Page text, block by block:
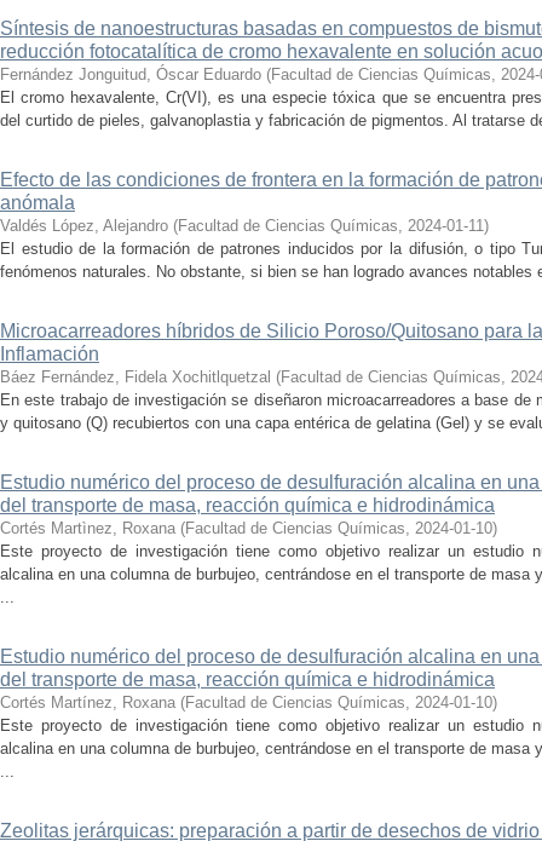
Síntesis de nanoestructuras basadas en compuestos de
reducción fotocatalítica de cromo hexavalente en solución
Fernández Jonguitud, Óscar Eduardo (Facultad de Ciencias Químicas,
El cromo hexavalente, Cr(VI), es una especie tóxica que se encuentra
del curtido de pieles, galvanoplastia y fabricación de pigmentos. Al tratarse
Efecto de las condiciones de frontera en la formación de
anómala
Valdés López, Alejandro (Facultad de Ciencias Químicas, 2024-01-11)
El estudio de la formación de patrones inducidos por la difusión, o tipo
fenómenos naturales. No obstante, si bien se han logrado avances
Microacarreadores híbridos de Silicio Poroso/Quitosano para
Inflamación
Báez Fernández, Fidela Xochitlquetzal (Facultad de Ciencias Químicas,
En este trabajo de investigación se diseñaron microacarreadores a base
y quitosano (Q) recubiertos con una capa entérica de gelatina (Gel) y se
Estudio numérico del proceso de desulfuración alcalina en
del transporte de masa, reacción química e hidrodinámica
Cortés Martìnez, Roxana (Facultad de Ciencias Químicas, 2024-01-10)
Este proyecto de investigación tiene como objetivo realizar un estudio
alcalina en una columna de burbujeo, centrándose en el transporte de
...
Estudio numérico del proceso de desulfuración alcalina en
del transporte de masa, reacción química e hidrodinámica
Cortés Martínez, Roxana (Facultad de Ciencias Químicas, 2024-01-10)
Este proyecto de investigación tiene como objetivo realizar un estudio
alcalina en una columna de burbujeo, centrándose en el transporte de
...
Zeolitas jerárquicas: preparación a partir de desechos de